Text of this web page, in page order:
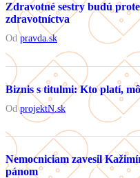
Zdravotné sestry budú
zdravotníctva
Od pravda.sk
Biznis s titulmi: Kto platí,
OdprojektN.sk
Nemocniciam zavesil
pánom